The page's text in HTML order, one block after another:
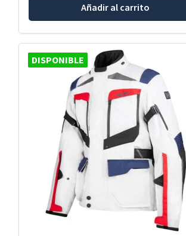
Añadir al carrito
DISPONIBLE